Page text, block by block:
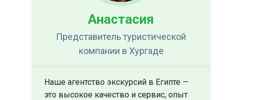
Анастасия
Представитель туристической
компании в Хургаде
Наше агентство экскурсий в Египте —
это высокое качество и сервис, опыт